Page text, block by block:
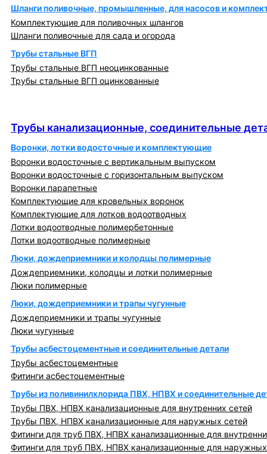
Шланги поливочные, промышленные, для насосов и
Комплектующие для поливочных шлангов
Шланги поливочные для сада и огорода
Трубы стальные ВГП
Трубы стальные ВГП неоцинкованные
Трубы стальные ВГП оцинкованные
Трубы канализационные, соединительные
Воронки, лотки водосточные и комплектующие
Воронки водосточные с вертикальным выпуском
Воронки водосточные с горизонтальным выпуском
Воронки парапетные
Комплектующие для кровельных воронок
Комплектующие для лотков водоотводных
Лотки водоотводные полимербетонные
Лотки водоотводные полимерные
Люки, дождеприемники и колодцы полимерные
Дождеприемники, колодцы и лотки полимерные
Люки полимерные
Люки, дождеприемники и трапы чугунные
Дождеприемники и трапы чугунные
Люки чугунные
Трубы асбестоцементные и соединительные детали
Трубы асбестоцементные
Фитинги асбестоцементные
Трубы из поливинилхлорида ПВХ, НПВХ и соединительные
Трубы ПВХ, НПВХ канализационные для внутренних сетей
Трубы ПВХ, НПВХ канализационные для наружных сетей
Фитинги для труб ПВХ, НПВХ канализационные для
Фитинги для труб ПВХ, НПВХ канализационные для